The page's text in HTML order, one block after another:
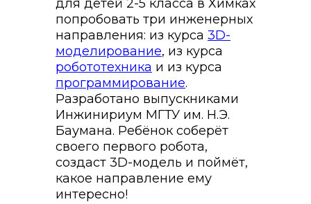
для детей 2-5 класса в Химках
попробовать три инженерных
направления: из курса 3D-
моделирование, из курса
робототехника и из курса
программирование.
Разработано выпускниками
Инжинириум МГТУ им. Н.Э.
Баумана. Ребёнок соберёт
своего первого робота,
создаст 3D-модель и поймёт,
какое направление ему
интересно!